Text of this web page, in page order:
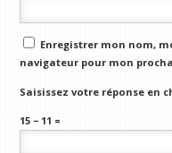
Enregistrer mon nom,
navigateur pour mon
Saisissez votre réponse en
15 − 11 =